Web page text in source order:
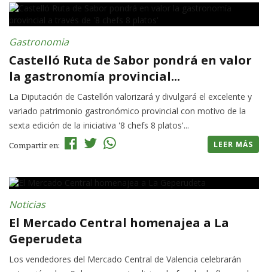
Gastronomia
Castelló Ruta de Sabor pondrá en valor
la gastronomía provincial...
La Diputación de Castellón valorizará y divulgará el excelente y
variado patrimonio gastronómico provincial con motivo de la
sexta edición de la iniciativa '8 chefs 8 platos'...
Compartir en: LEER MÁS
Noticias
El Mercado Central homenajea a La
Geperudeta
Los vendedores del Mercado Central de Valencia celebrarán